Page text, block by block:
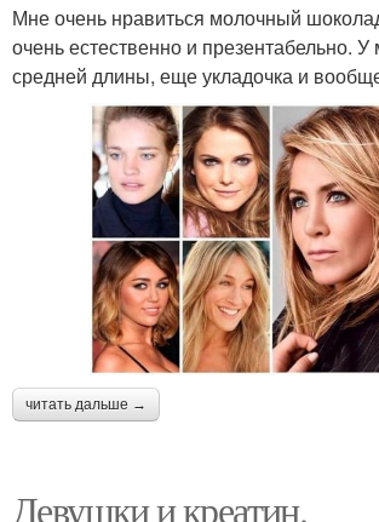
Мне очень нравиться молочный
очень естественно и презентабельно.
средней длины, еще укладочка и
читать дальше →
Девушки и креатин.